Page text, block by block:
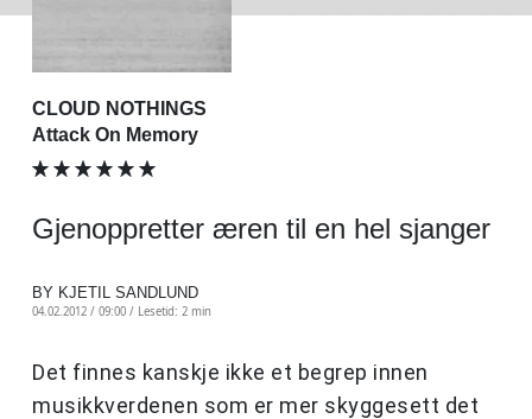
CLOUD NOTHINGS
Attack On Memory
Gjenoppretter æren til en hel sjanger
BY KJETIL SANDLUND
04.02.2012 / 09:00 / Lesetid: 2 min
Det finnes kanskje ikke et begrep innen
musikkverdenen som er mer skyggesett det